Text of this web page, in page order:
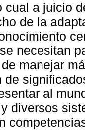
cual a juicio
de la
necesitan
manejar
de
al
diversos